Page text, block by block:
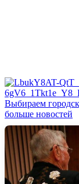
Выбираем
больше новостей